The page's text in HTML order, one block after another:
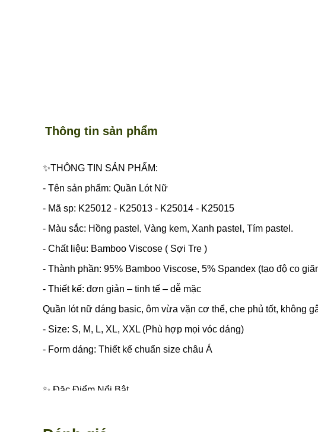
Thông tin sản phẩm
✨THÔNG TIN SẢN PHẨM:
- Tên sản phẩm: Quần Lót Nữ
- Mã sp: K25012 - K25013 - K25014 - K25015
- Màu sắc: Hồng pastel, Vàng kem, Xanh pastel, Tím pastel.
- Chất liệu: Bamboo Viscose ( Sợi Tre )
- Thành phần: 95% Bamboo Viscose, 5% Spandex (tạo độ co
- Thiết kế: đơn giản – tinh tế – dễ mặc
Quần lót nữ dáng basic, ôm vừa vặn cơ thể, che phủ tốt, không
- Size: S, M, L, XL, XXL (Phù hợp mọi vóc dáng)
- Form dáng: Thiết kế chuẩn size châu Á
✨ Đặc Điểm Nổi Bật
- Siêu mềm mịn: Sợi tre có cấu trúc tròn, mịn tự nhiên, mang lại